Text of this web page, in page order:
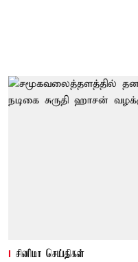
சினிமா செய்திகள்